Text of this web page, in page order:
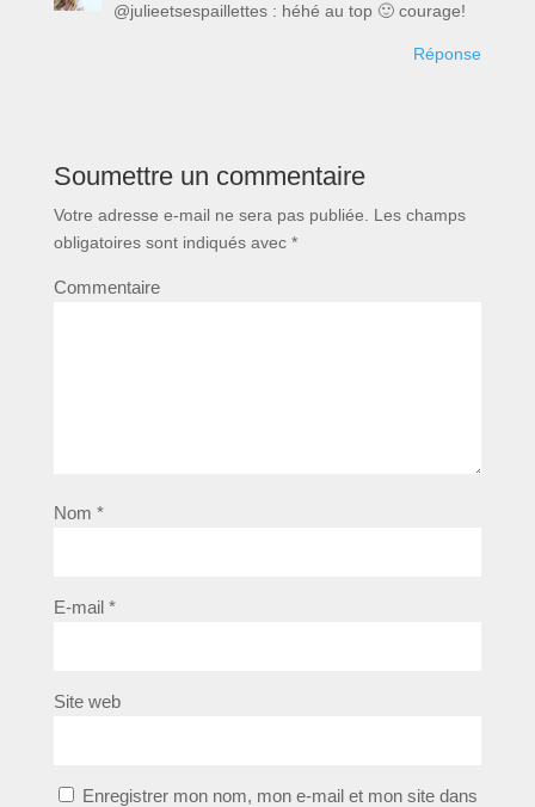
@julieetsespaillettes : héhé au top 🙂 courage!
Réponse
Soumettre un commentaire
Votre adresse e-mail ne sera pas publiée.
Les champs
obligatoires sont indiqués avec *
Commentaire
Nom *
E-mail *
Site web
Enregistrer mon nom, mon e-mail et mon site dans